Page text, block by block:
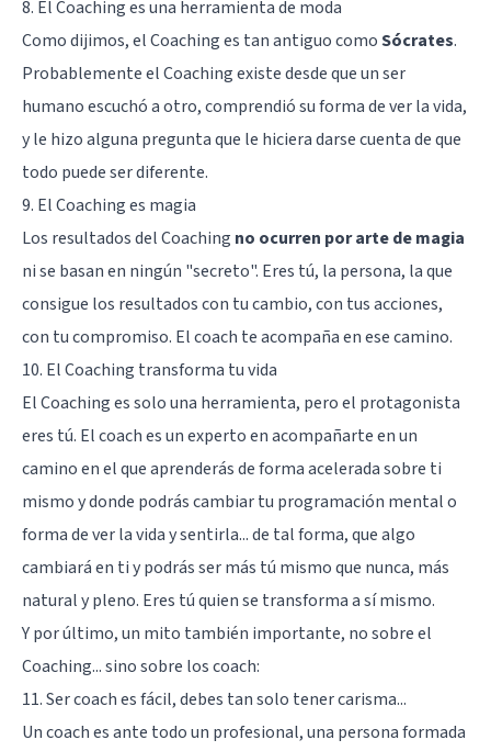
8. El Coaching es una herramienta de moda
Como dijimos, el Coaching es tan antiguo comoSócrates.
Probablemente el Coaching existe desde que un ser
humano escuchó a otro, comprendió su forma de ver la vida,
y le hizo alguna pregunta que le hiciera darse cuenta de que
todo puede ser diferente.
9. El Coaching es magia
Los resultados del Coaching no ocurren por arte de magia
ni se basan en ningún "secreto". Eres tú, la persona, la que
consigue los resultados con tu cambio, con tus acciones,
con tu compromiso. El coach te acompaña en ese camino.
10. El Coaching transforma tu vida
El Coaching es solo una herramienta, pero el protagonista
eres tú. El coach es un experto en acompañarte en un
camino en el que aprenderás de forma acelerada sobre ti
mismo y donde podrás cambiar tu programación mental o
forma de ver la vida y sentirla... de tal forma, que algo
cambiará en ti y podrás ser más tú mismo que nunca, más
natural y pleno. Eres tú quien se transforma a sí mismo.
Y por último, un mito también importante, no sobre el
Coaching... sino sobre los coach:
11. Ser coach es fácil, debes tan solo tener carisma...
Un coach es ante todo un profesional, una persona formada